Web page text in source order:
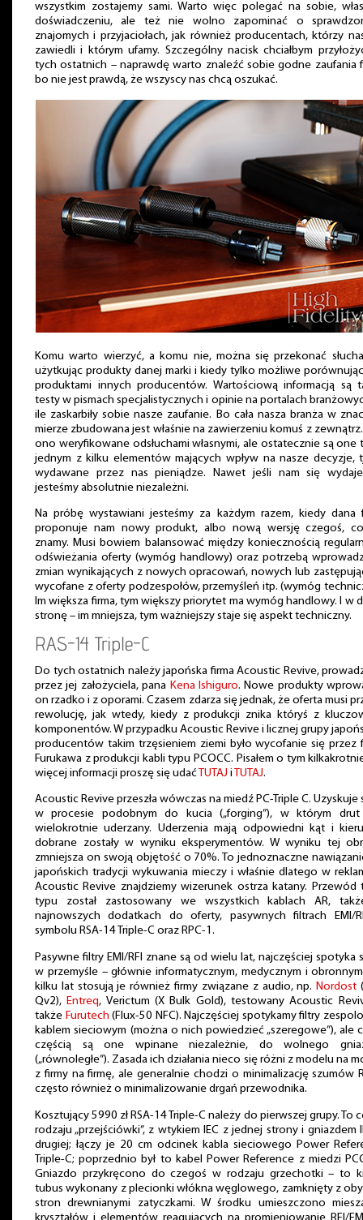
wszystkim zostajemy sami. Warto więc polegać na sobie,
doświadczeniu, ale też nie wolno zapominać o
znajomych i przyjaciołach, jak również producentach, którzy
zawiedli i którym ufamy. Szczególny nacisk chciałbym
tych ostatnich – naprawdę warto znaleźć sobie godne zaufania
bo nie jest prawdą, że wszyscy nas chcą oszukać.
Komu warto wierzyć, a komu nie, można się przekonać
użytkując produkty danej marki i kiedy tylko możliwe
produktami innych producentów. Wartościową informacją są
testy w pismach specjalistycznych i opinie na portalach
ile zaskarbiły sobie nasze zaufanie. Bo cała nasza branża w
mierze zbudowana jest właśnie na zawierzeniu komuś z
ono weryfikowane odsłuchami własnymi, ale ostatecznie są one
jednym z kilku elementów mających wpływ na nasze decyzje,
wydawane przez nas pieniądze. Nawet jeśli nam się
jesteśmy absolutnie niezależni.
Na próbę wystawiani jesteśmy za każdym razem, kiedy dana
proponuje nam nowy produkt, albo nową wersję czegoś,
znamy. Musi bowiem balansować między koniecznością
odświeżania oferty (wymóg handlowy) oraz potrzebą
zmian wynikających z nowych opracowań, nowych lub
wycofane z oferty podzespołów, przemyśleń itp. (wymóg
Im większa firma, tym większy priorytet ma wymóg handlowy. I w
stronę – im mniejsza, tym ważniejszy staje się aspekt techniczny.
RAS-14 Triple-C
Do tych ostatnich należy japońska firma Acoustic Revive,
przez jej założyciela, pana Kena Ishiguro. Nowe produkty
on rzadko i z oporami. Czasem zdarza się jednak, że oferta musi
rewolucję, jak wtedy, kiedy z produkcji znika któryś z
komponentów. W przypadku Acoustic Revive i licznej grupy
producentów takim trzęsieniem ziemi było wycofanie się przez
Furukawa z produkcji kabli typu PCOCC. Pisałem o tym
więcej informacji proszę się udaćTUTAJ i TUTAJ.
Acoustic Revive przeszła wówczas na miedź PC-Triple C. Uzyskuje
w procesie podobnym do kucia („forging”), w którym
wielokrotnie uderzany. Uderzenia mają odpowiedni kąt i
dobrane zostały w wyniku eksperymentów. W wyniku tej
zmniejsza on swoją objętość o 70%. To jednoznaczne
japońskich tradycji wykuwania mieczy i właśnie dlatego w
Acoustic Revive znajdziemy wizerunek ostrza katany. Przewód
typu został zastosowany we wszystkich kablach AR,
najnowszych dodatkach do oferty, pasywnych filtrach EMI/
symbolu RSA-14 Triple-C oraz RPC-1.
Pasywne filtry EMI/RFI znane są od wielu lat, najczęściej spotyka
w przemyśle – głównie informatycznym, medycznym i
kilku lat stosują je również firmy związane z audio, np. Nordost
Qv2), Entreq, Verictum (X Bulk Gold), testowany Acoustic
także Furutech (Flux-50 NFC). Najczęściej spotykamy filtry
kablem sieciowym (można o nich powiedzieć „szeregowe”), ale
częścią są one wpinane niezależnie, do wolnego
(„równoległe”). Zasada ich działania nieco się różni z modelu na
z firmy na firmę, ale generalnie chodzi o minimalizację szumów
często również o minimalizowanie drgań przewodnika.
Kosztujący 5990 zł RSA-14 Triple-C należy do pierwszej grupy. To
rodzaju „przejściówki”, z wtykiem IEC z jednej strony i gniazdem
drugiej; łączy je 20 cm odcinek kabla sieciowego Power
Triple-C; poprzednio był to kabel Power Reference z miedzi
Gniazdo przykręcono do czegoś w rodzaju grzechotki – to
tubus wykonany z plecionki włókna węglowego, zamknięty z
stron drewnianymi zatyczkami. W środku umieszczono